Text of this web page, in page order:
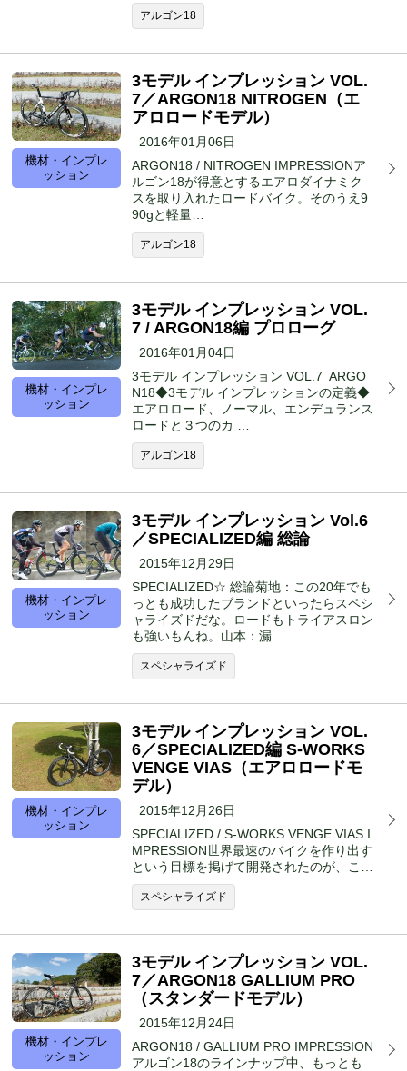
アルゴン18
機材・インプレ
ッション
3モデル インプレッション VOL.
7／ARGON18 NITROGEN（エ
アロロードモデル）
2016年01月06日
ARGON18 / NITROGEN IMPRESSIONア
ルゴン18が得意とするエアロダイナミク
スを取り入れたロードバイク。そのうえ9
90gと軽量…
アルゴン18
機材・インプレ
ッション
3モデル インプレッション VOL.
7 / ARGON18編 プロローグ
2016年01月04日
3モデル インプレッション VOL.7 ARGO
N18◆3モデル インプレッションの定義◆
エアロロード、ノーマル、エンデュランス
ロードと３つのカ …
アルゴン18
機材・インプレ
ッション
3モデル インプレッション Vol.6
／SPECIALIZED編 総論
2015年12月29日
SPECIALIZED☆ 総論菊地：この20年でも
っとも成功したブランドといったらスペシ
ャライズドだな。ロードもトライアスロン
も強いもんね。山本：漏…
スペシャライズド
機材・インプレ
ッション
3モデル インプレッション VOL.
6／SPECIALIZED編 S-WORKS
VENGE VIAS（エアロロードモ
デル）
2015年12月26日
SPECIALIZED / S-WORKS VENGE VIAS I
MPRESSION世界最速のバイクを作り出す
という目標を掲げて開発されたのが、こ…
スペシャライズド
機材・インプレ
ッション
3モデル インプレッション VOL.
7／ARGON18 GALLIUM PRO
（スタンダードモデル）
2015年12月24日
ARGON18 / GALLIUM PRO IMPRESSION
アルゴン18のラインナップ中、もっとも